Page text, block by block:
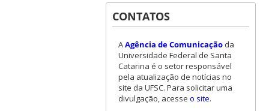
CONTATOS
AAgência de Comunicaçãoda
Universidade Federal de Santa
Catarina é o setor responsável
pela atualização de notícias no
site da UFSC. Para solicitar uma
divulgação, acesse o site.